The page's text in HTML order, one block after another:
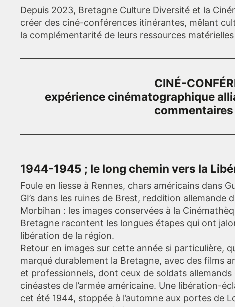
Depuis 2023, Bretagne Culture Diversité et la
créer des ciné-conférences itinérantes, mêlant
la complémentarité de leurs ressources
CINÉ-
expérience cinématographique
1944-1945 ; le long chemin vers la
Foule en liesse à Rennes, chars américains dans
GI’s dans les ruines de Brest, reddition allemande
Morbihan : les images conservées à la
Bretagne racontent les longues étapes qui ont
libération de la région.
Retour en images sur cette année si particulière,
marqué durablement la Bretagne, avec des films
et professionnels, dont ceux de soldats allemands
cinéastes de l’armée américaine. Une libération-
cet été 1944, stoppée à l’automne aux portes de